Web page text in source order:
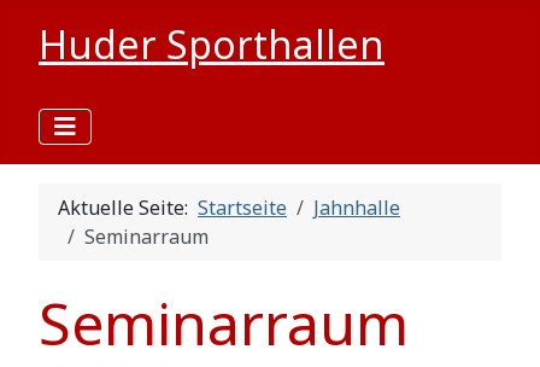
Huder Sporthallen
Aktuelle Seite: Startseite
Jahnhalle
Seminarraum
Seminarraum